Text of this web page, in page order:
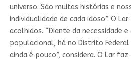
universo. São muitas histórias e
individualidade de cada idoso”. O
acolhidos. “Diante da necessidade
populacional, há no Distrito Federal
ainda é pouco”, considera. O Lar